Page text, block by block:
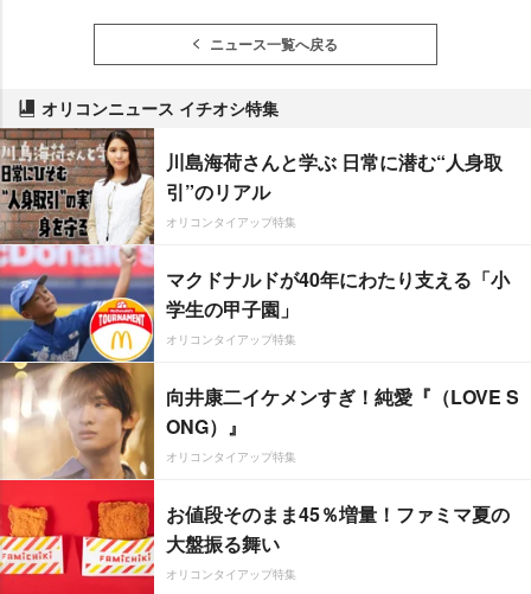
ニュース一覧へ戻る
オリコンニュース イチオシ特集
川島海荷さんと学ぶ 日常に潜む“人身取
引”のリアル
オリコンタイアップ特集
マクドナルドが40年にわたり支える「小
学生の甲子園」
オリコンタイアップ特集
向井康二イケメンすぎ！純愛『（LOVE S
ONG）』
オリコンタイアップ特集
お値段そのまま45％増量！ファミマ夏の
大盤振る舞い
オリコンタイアップ特集